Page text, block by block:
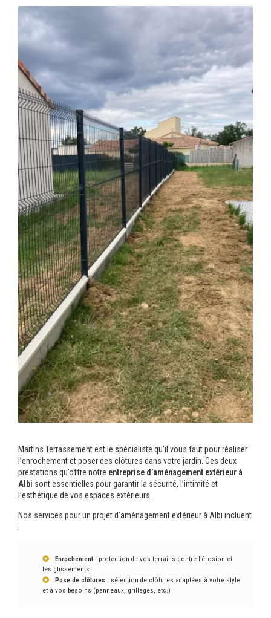
Martins Terrassement est le spécialiste qu’il vous faut pour réaliser
l’enrochement et poser des clôtures dans votre jardin. Ces deux
prestations qu’offre notre entreprise d’aménagement extérieur à
Albi sont essentielles pour garantir la sécurité, l’intimité et
l’esthétique de vos espaces extérieurs.
Nos services pour un projet d’aménagement extérieur à Albi incluent
:
Enrochement : protection de vos terrains contre l’érosion et
les glissements
Pose de clôtures : sélection de clôtures adaptées à votre style
et à vos besoins (panneaux, grillages, etc.)